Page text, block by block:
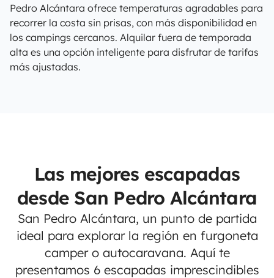
Pedro Alcántara ofrece temperaturas agradables para
recorrer la costa sin prisas, con más disponibilidad en
los campings cercanos. Alquilar fuera de temporada
alta es una opción inteligente para disfrutar de tarifas
más ajustadas.
Las mejores escapadas
desde San Pedro Alcántara
San Pedro Alcántara, un punto de partida
ideal para explorar la región en furgoneta
camper o autocaravana. Aquí te
presentamos 6 escapadas imprescindibles